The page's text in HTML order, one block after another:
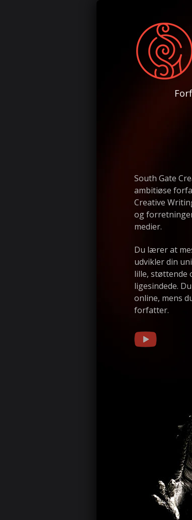
Toggle
South Gate
ambitiøse
Creative
og
medier.
Du lærer at
udvikler din
lille, støttende
ligesindede.
online, mens
forfatter.